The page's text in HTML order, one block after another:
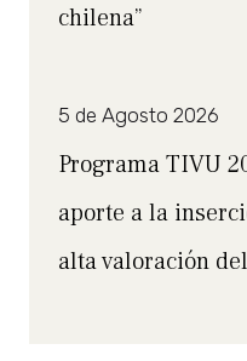
chilena”
5 de Agosto 2026
Programa TIVU
aporte a la
alta valoración